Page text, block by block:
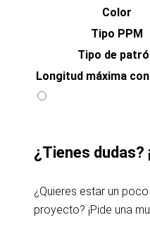
Color
Tipo PPM
Tipo de
Longitud máxima
¿Tienes dudas?
¿Quieres estar un
proyecto? ¡Pide una